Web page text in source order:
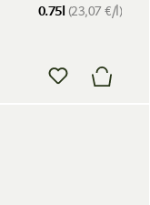
0.75l (23,07 €/l)